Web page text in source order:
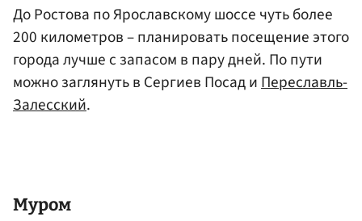
До Ростова по Ярославскому шоссе чуть более
200 километров – планировать посещение этого
города лучше с запасом в пару дней. По пути
можно заглянуть в Сергиев Посад иПереславль-
Залесский.
Муром